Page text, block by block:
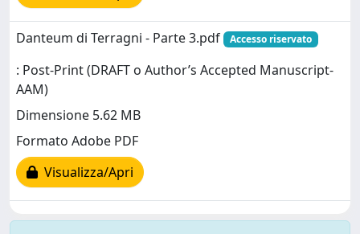
Danteum di Terragni - Parte 3.pdf Accesso riservato
: Post-Print (DRAFT o Author’s Accepted Manuscript-
AAM)
Dimensione 5.62 MB
Formato Adobe PDF
Visualizza/Apri